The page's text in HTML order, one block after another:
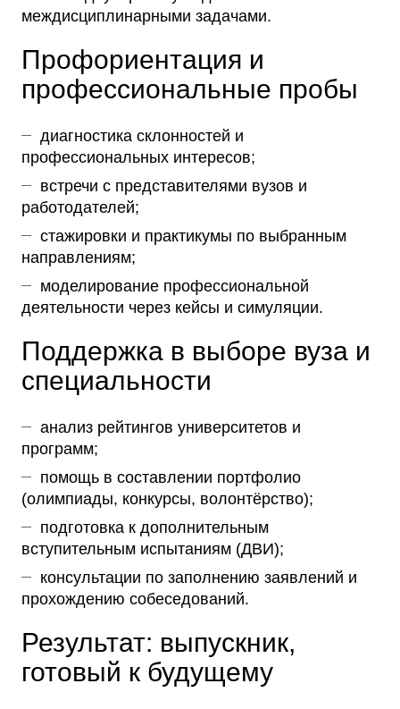
междисциплинарными задачами.
Профориентация и
профессиональные пробы
диагностика склонностей и
профессиональных интересов;
встречи с представителями вузов и
работодателей;
стажировки и практикумы по выбранным
направлениям;
моделирование профессиональной
деятельности через кейсы и симуляции.
Поддержка в выборе вуза и
специальности
анализ рейтингов университетов и
программ;
помощь в составлении портфолио
(олимпиады, конкурсы, волонтёрство);
подготовка к дополнительным
вступительным испытаниям (ДВИ);
консультации по заполнению заявлений и
прохождению собеседований.
Результат: выпускник,
готовый к будущему